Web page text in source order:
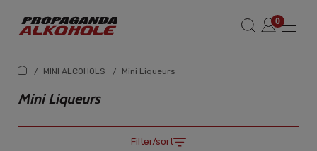
/ MINI ALCOHOLS / Mini Liqueurs
Mini Liqueurs
Filter/sort